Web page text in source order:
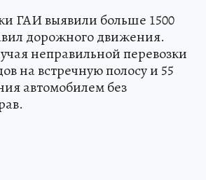
ГАИ выявили больше 1500
дорожного движения.
неправильной перевозки
на встречную полосу и 55
автомобилем без